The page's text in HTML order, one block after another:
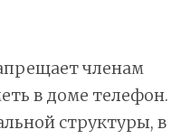
членам
в доме телефон.
структуры, в